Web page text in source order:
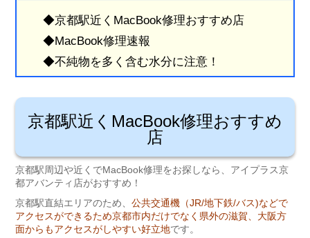
◆京都駅近くMacBook修理おすすめ店
◆MacBook修理速報
◆不純物を多く含む水分に注意！
京都駅近くMacBook修理おすすめ
店
京都駅周辺や近くでMacBook修理をお探しなら、アイプラス京
都アバンティ店がおすすめ！
京都駅直結エリアのため、 公共交通機（JR/地下鉄/バス)などで
アクセスができるため京都市内だけでなく県外の滋賀、大阪方
面からもアクセスがしやすい好立地です。